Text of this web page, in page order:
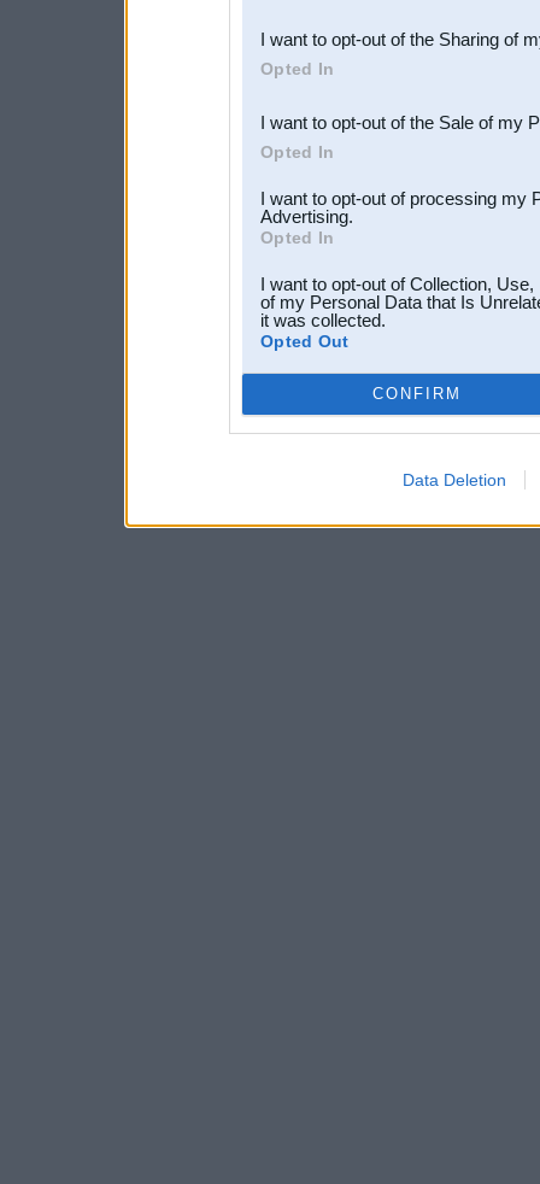
Downstream Participants
third parties.
I want to opt-out of the Sharing of
Opted In
I want to opt-out of the Sale of my
Opted In
I want to opt-out of processing my
Advertising.
Opted In
I want to opt-out of Collection,
of my Personal Data that Is
it was collected.
Opted Out
CONFIRM
Data Deletion